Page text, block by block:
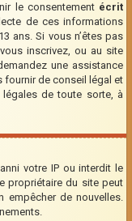
le consentement écrit
de ces informations
ans. Si vous n’êtes pas
inscrivez, ou au site
une assistance
fournir de conseil légal et
de toute sorte, à
votre IP ou interdit le
propriétaire du site peut
empêcher de nouvelles.